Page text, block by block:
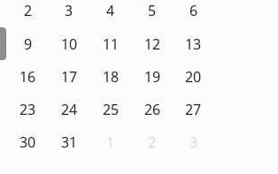
2 3 4 5
6
9 10 11 12
13
16 17 18 19
20
23 24 25 26
27
30 31 1 2 3